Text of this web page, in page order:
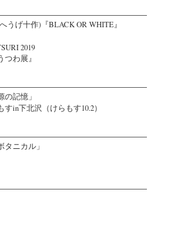
うげ十作)『BLACK OR WHITE』
2019
わ展』
記憶」
in下北沢（けらもす10.2）
ニカル」